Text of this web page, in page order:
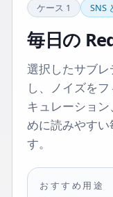
ケース 1 SNS
毎日の
選択したサブ
し、ノイズをフ
キュレーショ
めに読みやす
す。
おすすめ用途